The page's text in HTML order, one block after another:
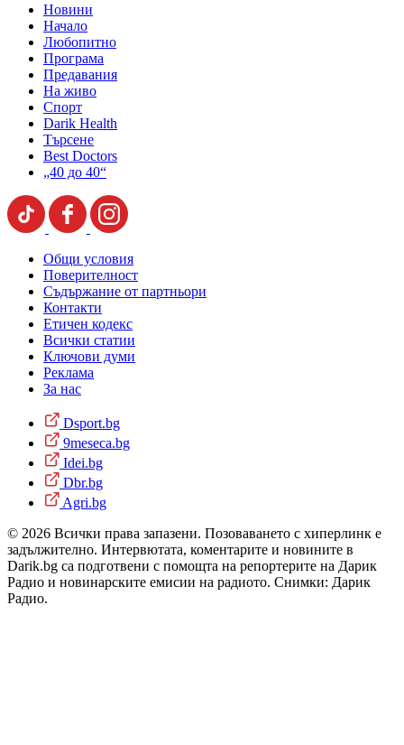
Новини
Начало
Любопитно
Програма
Предавания
На живо
Спорт
Darik Health
Търсене
Best Doctors
„40 до 40“
Общи условия
Поверителност
Съдържание от партньори
Контакти
Етичен кодекс
Всички статии
Ключови думи
Реклама
За нас
Dsport.bg
9meseca.bg
Idei.bg
Dbr.bg
Agri.bg
© 2026 Всички права запазени. Позоваването с хиперлинк е
задължително. Интервютата, коментарите и новините в
Darik.bg са подготвени с помощта на репортерите на Дарик
Радио и новинарските емисии на радиото. Снимки: Дарик
Радио.